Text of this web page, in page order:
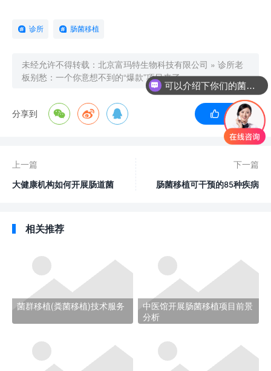
诊所 肠菌移植
未经允许不得转载： 北京富玛特生物科技有限公司 » 诊所老
板别愁：一个你意想不到的“爆款”项目来了
分享到 12 赞
上一篇
大健康机构如何开展肠道菌
下一篇
肠菌移植可干预的85种疾病
相关推荐
菌群移植(粪菌移植)技术服务
中医馆开展肠菌移植项目前景
分析
粪菌移植 检测 加盟费多少？